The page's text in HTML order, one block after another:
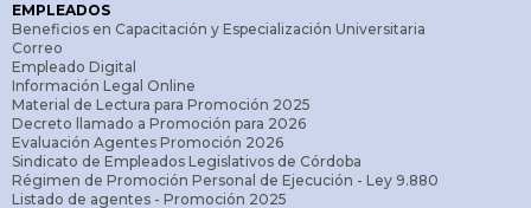
EMPLEADOS
Beneficios en Capacitación y Especialización Universitaria
Correo
Empleado Digital
Información Legal Online
Material de Lectura para Promoción 2025
Decreto llamado a Promoción para 2026
Evaluación Agentes Promoción 2026
Sindicato de Empleados Legislativos de Córdoba
Régimen de Promoción Personal de Ejecución - Ley 9.880
Listado de agentes - Promoción 2025